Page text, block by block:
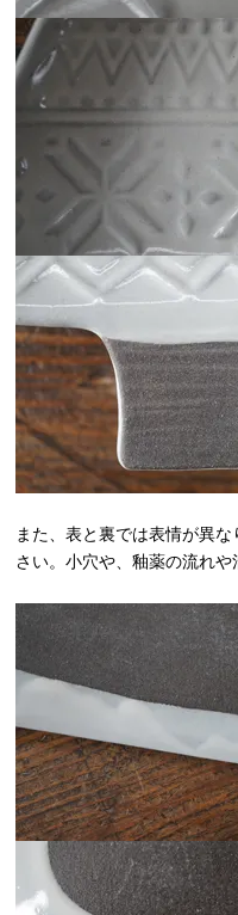
また、表と裏では表情が異
さい。小穴や、釉薬の流れや